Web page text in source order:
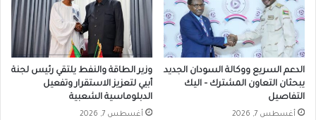
الدعم السريع ووكالة السودان الجديد
يبحثان التعاون المشترك – اليك
التفاصيل
أغسطس 7, 2026
وزير الطاقة والنفط يلتقي رئيس لجنة
أبيي لتعزيز الاستقرار وتفعيل
الدبلوماسية الشعبية
أغسطس 7, 2026